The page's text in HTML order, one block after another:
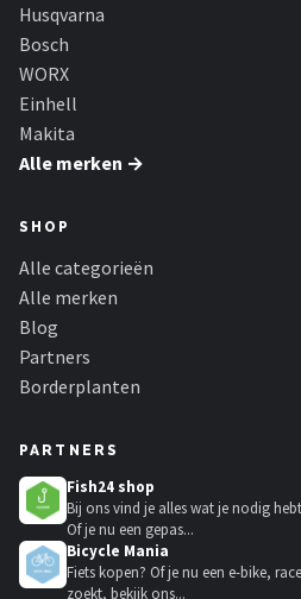
Husqvarna
Bosch
WORX
Einhell
Makita
Alle merken →
SHOP
Alle categorieën
Alle merken
Blog
Partners
Borderplanten
PARTNERS
Fish24 shop
Bij ons vind je alles wat je nodig
Of je nu een gepas...
Bicycle Mania
Fiets kopen? Of je nu een e-bike,
zoekt, bekijk ons...